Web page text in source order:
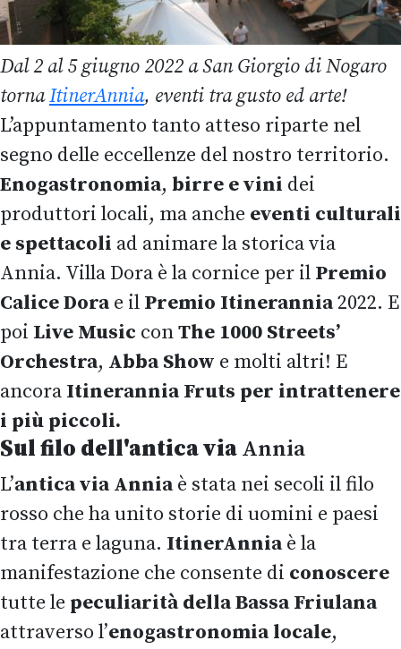
Dal 2 al 5 giugno 2022 a San Giorgio di Nogaro
tornaItinerAnnia, eventi tra gusto ed arte!
L’appuntamento tanto atteso riparte nel
segno delle eccellenze del nostro territorio.
Enogastronomia, birre e vini dei
produttori locali, ma anche eventi culturali
e spettacoli ad animare la storica via
Annia. Villa Dora è la cornice per il Premio
Calice Dorae il Premio Itinerannia2022. E
poi Live Music conThe 1000 Streets’
Orchestra, Abba Show e molti altri! E
ancora Itinerannia Fruts per intrattenere
i più piccoli.
Sul filo dell'antica viaAnnia
L’antica via Anniaè stata nei secoli il filo
rosso che ha unito storie di uomini e paesi
tra terra e laguna. ItinerAnniaè la
manifestazione che consente di conoscere
tutte le peculiarità della Bassa Friulana
attraverso l’enogastronomia locale,